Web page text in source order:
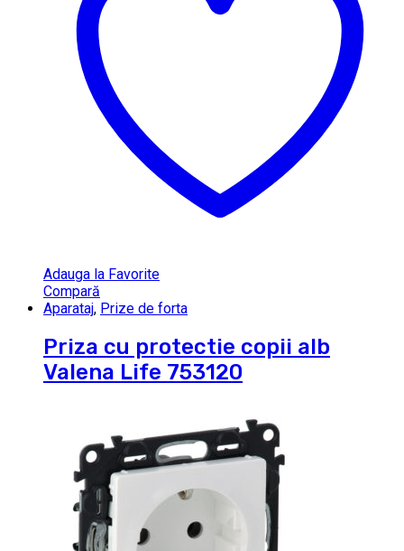
Adauga la Favorite
Compară
Aparataj, Prize de forta
Priza cu protectie copii alb
Valena Life 753120